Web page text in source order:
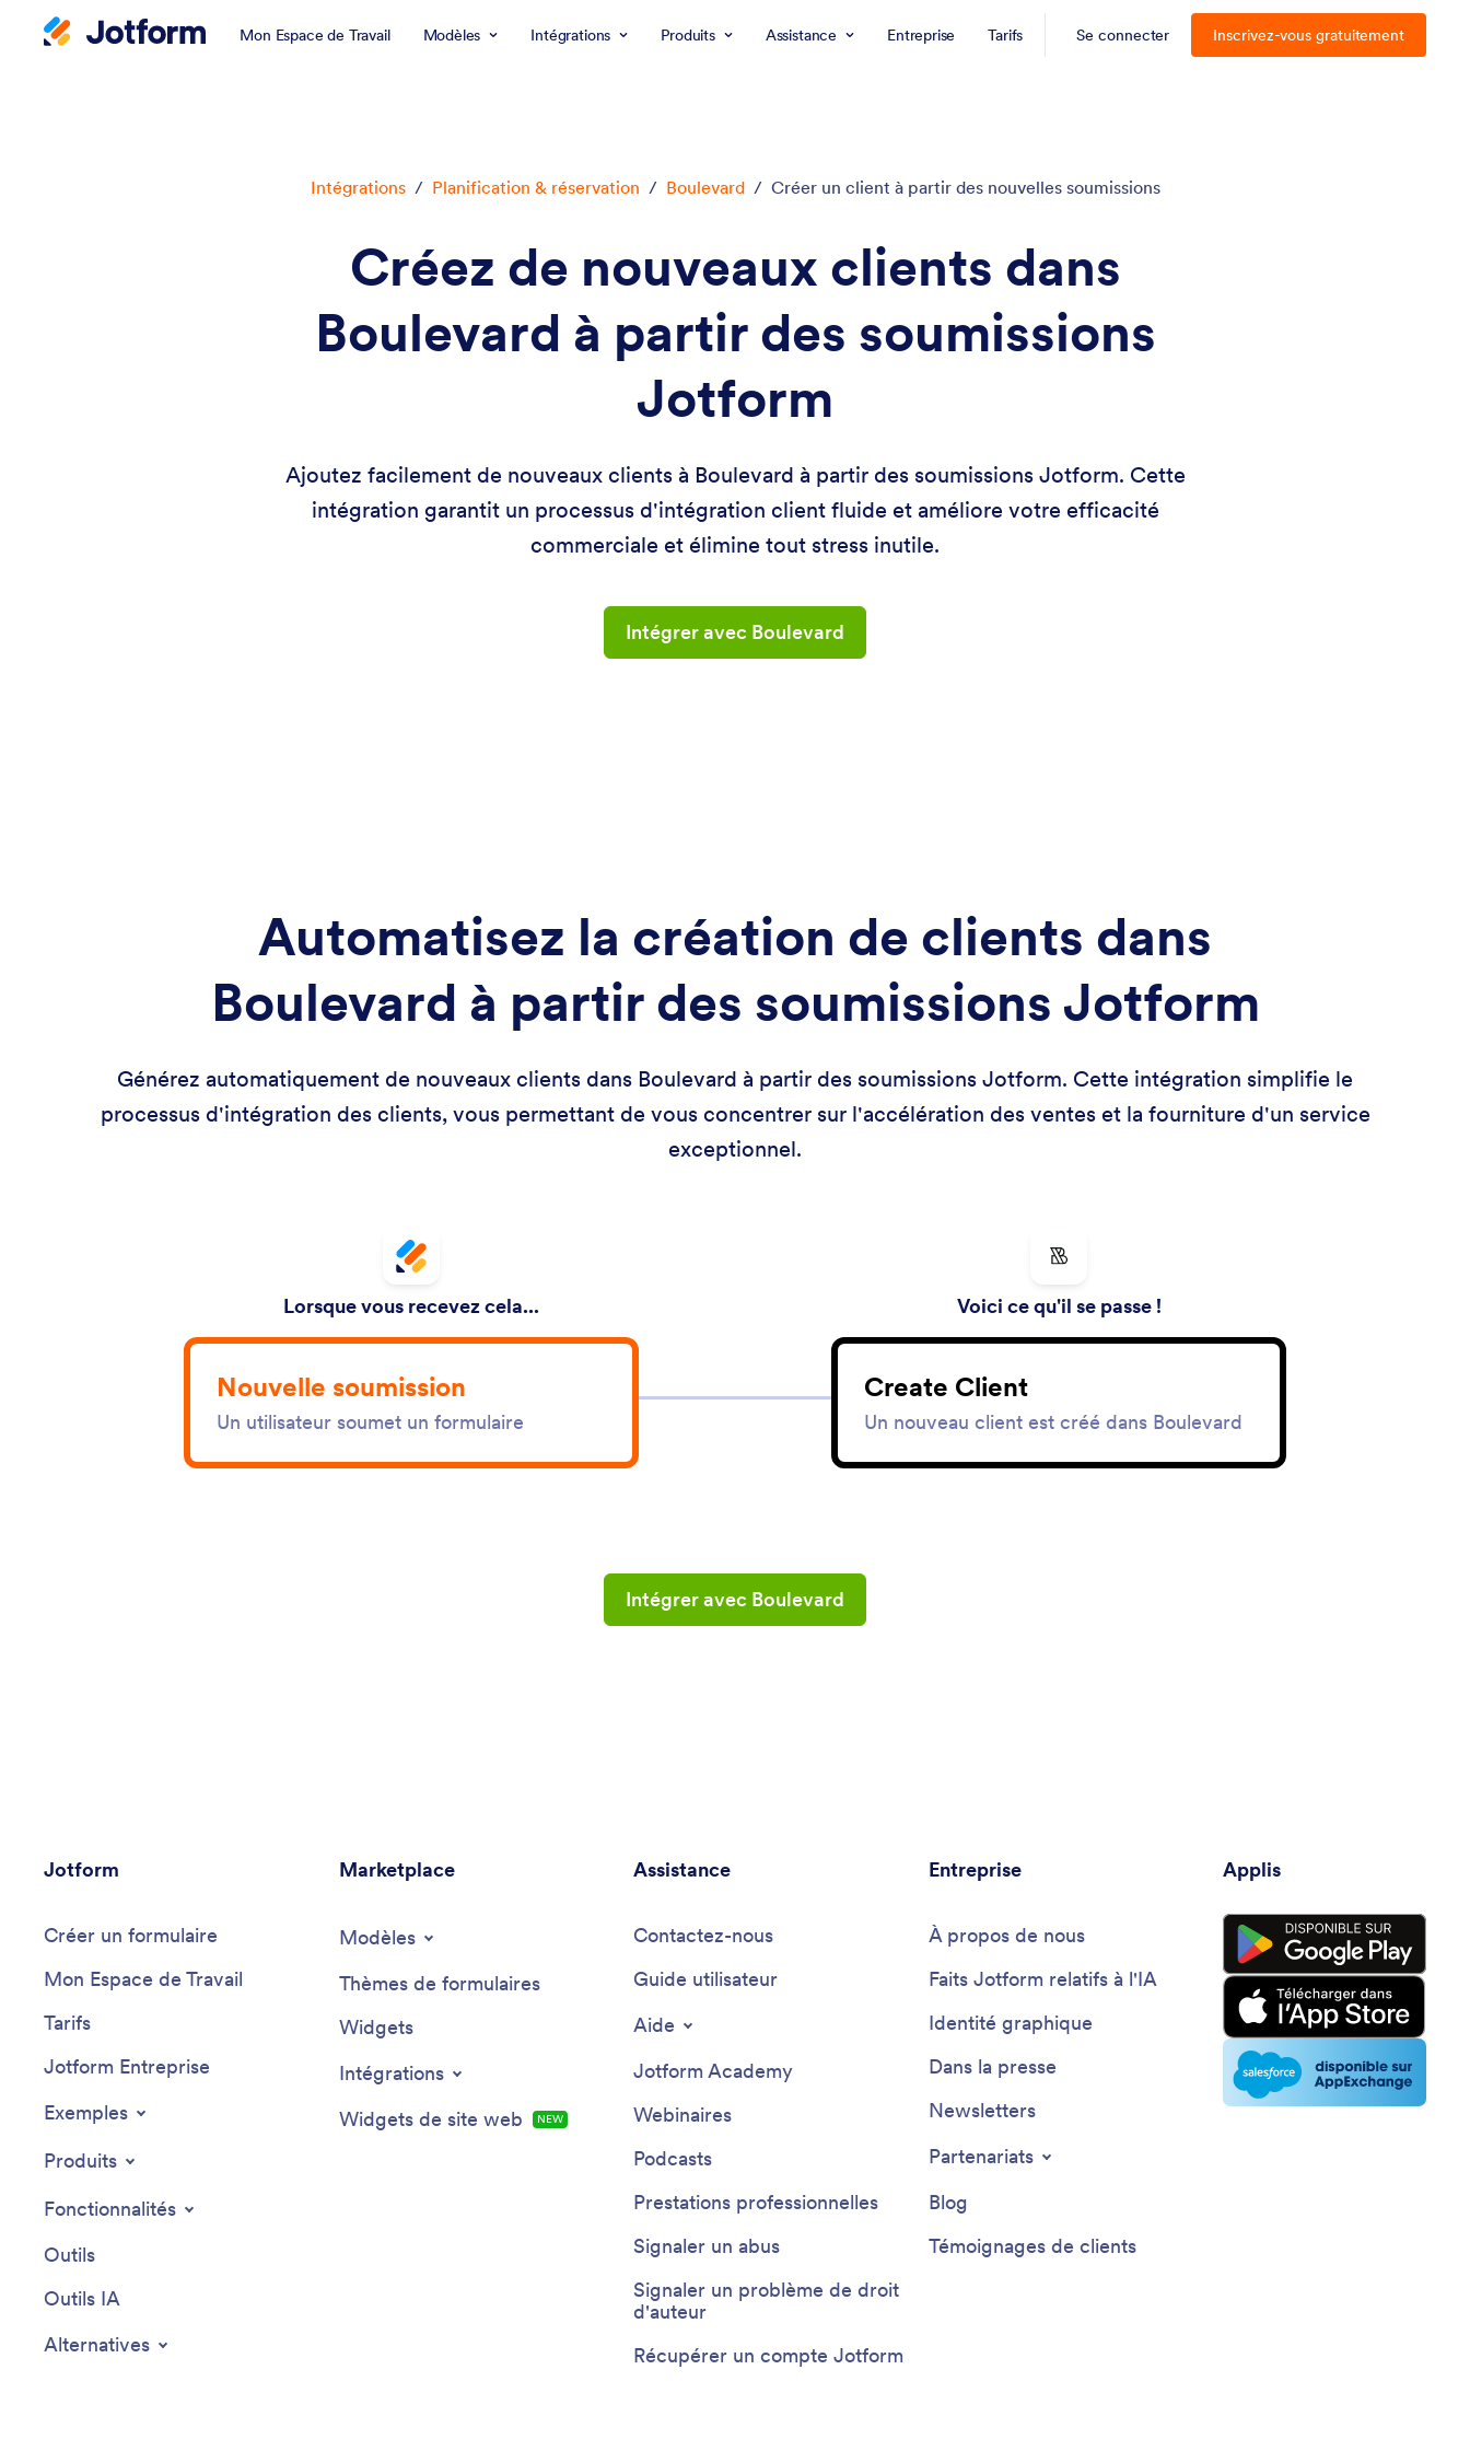
Mon Espace de Travail Modèles Intégrations Produits Assistance Entreprise Tarifs Se connecter Inscrivez-vous gratuitement
Intégrations / Planification & réservation / Boulevard / Créer un client à partir des nouvelles soumissions
Créez de nouveaux clients dans
Boulevard à partir des soumissions
Jotform
Ajoutez facilement de nouveaux clients à Boulevard à partir des soumissions Jotform. Cette
intégration garantit un processus d'intégration client fluide et améliore votre efficacité
commerciale et élimine tout stress inutile.
Intégrer avec Boulevard
Automatisez la création de clients dans
Boulevard à partir des soumissions Jotform
Générez automatiquement de nouveaux clients dans Boulevard à partir des soumissions Jotform. Cette intégration simplifie le
processus d'intégration des clients, vous permettant de vous concentrer sur l'accélération des ventes et la fourniture d'un service
exceptionnel.
Lorsque vous recevez cela...
Nouvelle soumission
Un utilisateur soumet un formulaire
Voici ce qu'il se passe !
Create Client
Un nouveau client est créé dans Boulevard
Intégrer avec Boulevard
Jotform
Créer un formulaire
Mon Espace de Travail
Tarifs
Jotform Entreprise
Exemples
Produits
Fonctionnalités
Outils
Outils IA
Alternatives
Marketplace
Modèles
Thèmes de formulaires
Widgets
Intégrations
Widgets de site web
NEW
Assistance
Contactez-nous
Guide utilisateur
Aide
Jotform Academy
Webinaires
Podcasts
Prestations professionnelles
Signaler un abus
Signaler un problème de droit
d'auteur
Récupérer un compte Jotform
Entreprise
À propos de nous
Faits Jotform relatifs à l'IA
Identité graphique
Dans la presse
Newsletters
Partenariats
Blog
Témoignages de clients
Applis